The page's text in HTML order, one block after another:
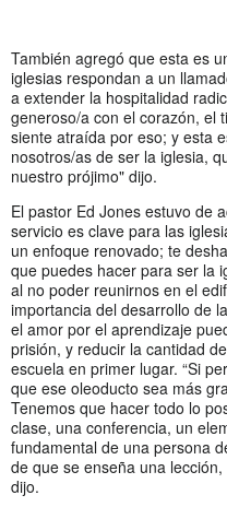
También agregó que esta es
iglesias respondan a un
a extender la hospitalidad
generoso/a con el corazón, el
siente atraída por eso; y esta
nosotros/as de ser la iglesia,
nuestro prójimo" dijo.
El pastor Ed Jones estuvo de
servicio es clave para las
un enfoque renovado; te
que puedes hacer para ser la
al no poder reunirnos en el
importancia del desarrollo de
el amor por el aprendizaje
prisión, y reducir la cantidad
escuela en primer lugar. “Si
que ese oleoducto sea más
Tenemos que hacer todo lo
clase, una conferencia, un
fundamental de una persona
de que se enseña una
dijo.